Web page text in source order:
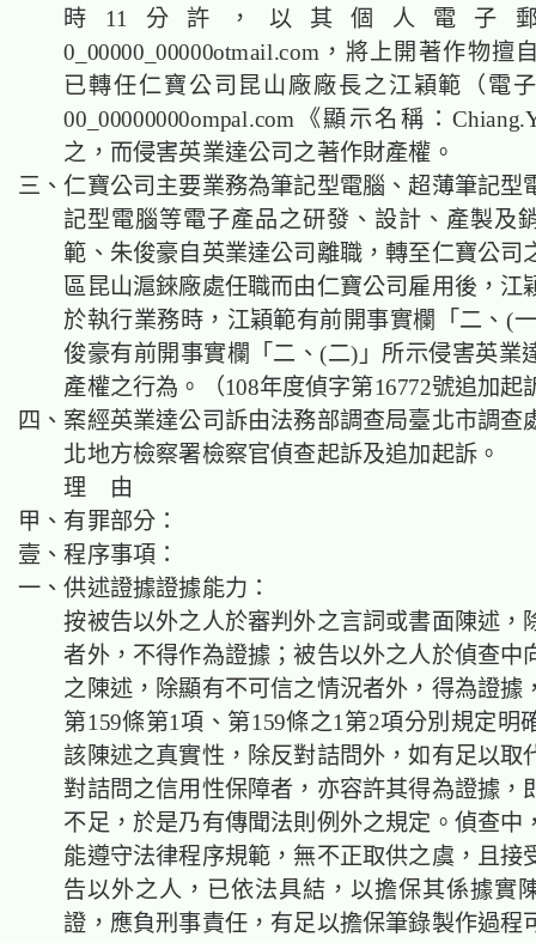
時11分許，以其個人電子
0_00000_00000otmail.com，將上開著作物擅
已轉任仁寶公司昆山廠廠長之江穎範（電
00_00000000ompal.com《顯示名稱：
之，而侵害英業達公司之著作財產權。
三、仁寶公司主要業務為筆記型電腦、超薄筆記型
記型電腦等電子產品之研發、設計、產製及
範、朱俊豪自英業達公司離職，轉至仁寶公司
區昆山滬錸廠處任職而由仁寶公司雇用後，江
於執行業務時，江穎範有前開事實欄「二、(
俊豪有前開事實欄「二、(二)」所示侵害英業
產權之行為。（108年度偵字第16772號追加起
四、案經英業達公司訴由法務部調查局臺北市調查
北地方檢察署檢察官偵查起訴及追加起訴。
理 由
甲、有罪部分：
壹、程序事項：
一、供述證據證據能力：
按被告以外之人於審判外之言詞或書面陳述，
者外，不得作為證據；被告以外之人於偵查中
之陳述，除顯有不可信之情況者外，得為證據
第159條第1項、第159條之1第2項分別規定明
該陳述之真實性，除反對詰問外，如有足以取
對詰問之信用性保障者，亦容許其得為證據，
不足，於是乃有傳聞法則例外之規定。偵查中
能遵守法律程序規範，無不正取供之虞，且接
告以外之人，已依法具結，以擔保其係據實
證，應負刑事責任，有足以擔保筆錄製作過程